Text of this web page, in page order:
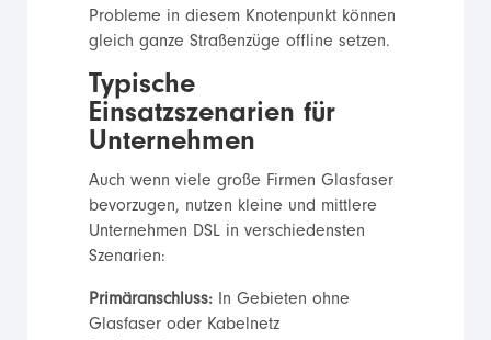
Probleme in diesem Knotenpunkt können
gleich ganze Straßenzüge offline setzen.
Typische
Einsatzszenarien für
Unternehmen
Auch wenn viele große Firmen Glasfaser
bevorzugen, nutzen kleine und mittlere
Unternehmen DSL in verschiedensten
Szenarien:
Primäranschluss:In Gebieten ohne
Glasfaser oder Kabelnetz